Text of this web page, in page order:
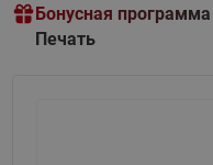
Бонусная программа
Печать